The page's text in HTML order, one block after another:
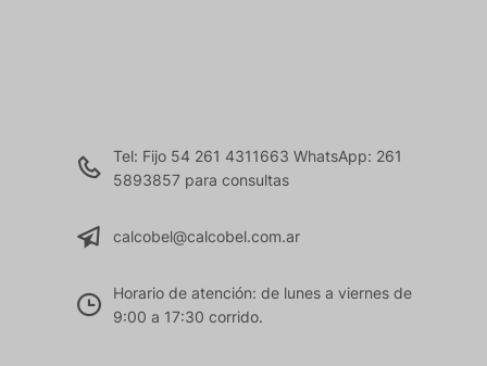
Tel: Fijo 54 261 4311663 WhatsApp: 261
5893857 para consultas
calcobel@calcobel.com.ar
Horario de atención: de lunes a viernes de
9:00 a 17:30 corrido.